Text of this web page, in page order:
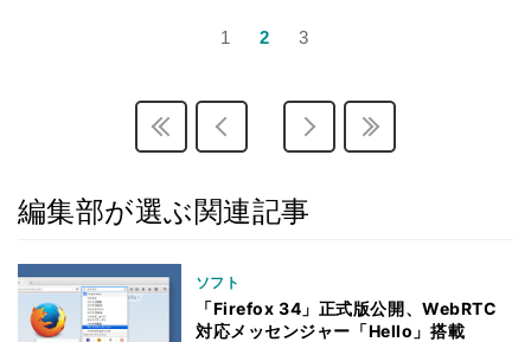
1 2 3
編集部が選ぶ関連記事
ソフト
「Firefox 34」正式版公開、WebRTC
対応メッセンジャー「Hello」搭載